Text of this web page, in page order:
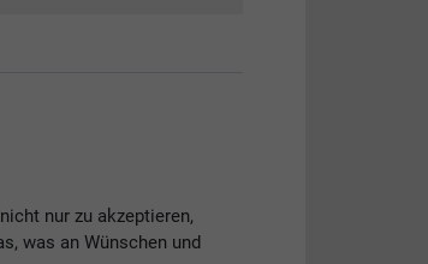
nur zu akzeptieren,
was an Wünschen und